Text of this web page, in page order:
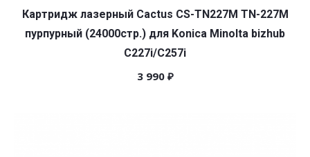
Картридж лазерный Cactus CS-TN227M TN-227M
пурпурный (24000стр.) для Konica Minolta bizhub
C227i/C257i
3 990 ₽